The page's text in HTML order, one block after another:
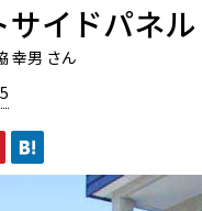
サイドパネル
幸男 さん